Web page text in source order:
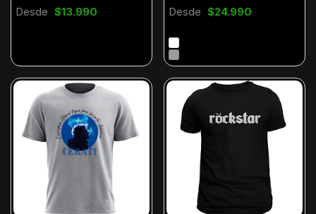
Desde $13.990 Desde $24.990